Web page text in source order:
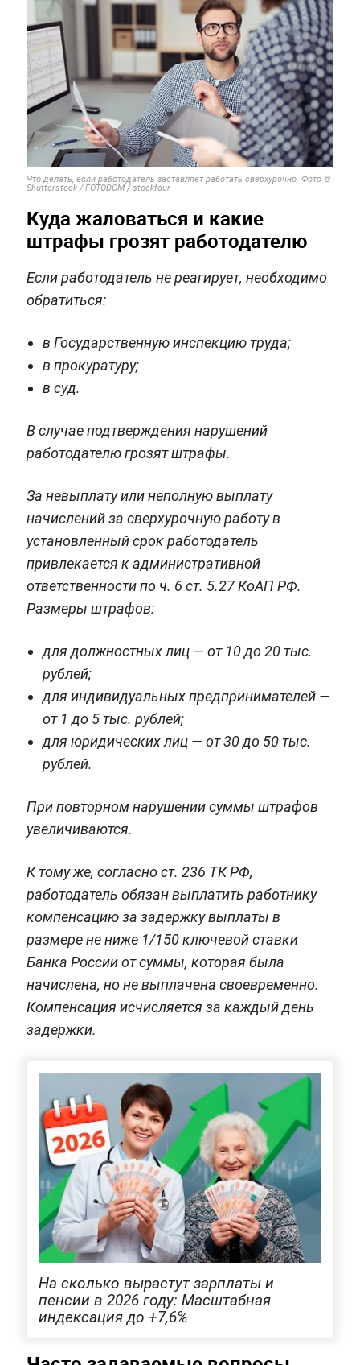
Что делать, если работодатель заставляет работать сверхурочно. Фото ©
Shutterstock / FOTODOM / stockfour
Куда жаловаться и какие
штрафы грозят работодателю
Если работодатель не реагирует, необходимо
обратиться:
в Государственную инспекцию труда;
в прокуратуру;
в суд.
В случае подтверждения нарушений
работодателю грозят штрафы.
За невыплату или неполную выплату
начислений за сверхурочную работу в
установленный срок работодатель
привлекается к административной
ответственности по ч. 6 ст. 5.27 КоАП РФ.
Размеры штрафов:
для должностных лиц — от 10 до 20 тыс.
рублей;
для индивидуальных предпринимателей —
от 1 до 5 тыс. рублей;
для юридических лиц — от 30 до 50 тыс.
рублей.
При повторном нарушении суммы штрафов
увеличиваются.
К тому же, согласно ст. 236 ТК РФ,
работодатель обязан выплатить работнику
компенсацию за задержку выплаты в
размере не ниже 1/150 ключевой ставки
Банка России от суммы, которая была
начислена, но не выплачена своевременно.
Компенсация исчисляется за каждый день
задержки.
На сколько вырастут зарплаты и
пенсии в 2026 году: Масштабная
индексация до +7,6%